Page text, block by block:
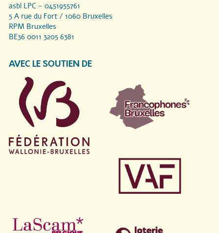
asbl LPC - 0451955761
5 A rue du Fort / 1060 Bruxelles
RPM Bruxelles
BE36 0011 3205 6381
AVEC LE SOUTIEN DE